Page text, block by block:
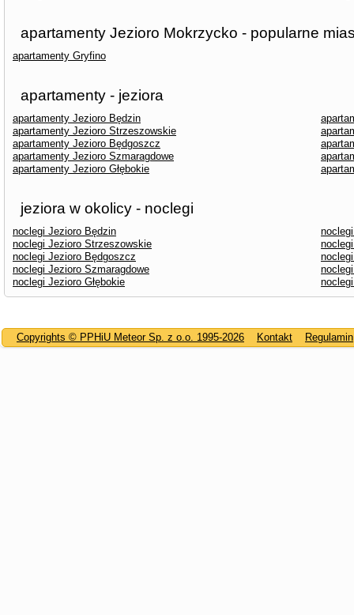
apartamenty Jezioro Mokrzycko - popularne
apartamenty Gryfino
apartamenty - jeziora
apartamenty Jezioro Będzin
apartamenty Jezioro Strzeszowskie
apartamenty Jezioro Będgoszcz
apartamenty Jezioro Szmaragdowe
apartamenty Jezioro Głębokie
jeziora w okolicy - noclegi
noclegi Jezioro Będzin
noclegi Jezioro Strzeszowskie
noclegi Jezioro Będgoszcz
noclegi Jezioro Szmaragdowe
noclegi Jezioro Głębokie
Copyrights © PPHiU Meteor Sp. z o.o. 1995-2026 Kontakt Regulamin